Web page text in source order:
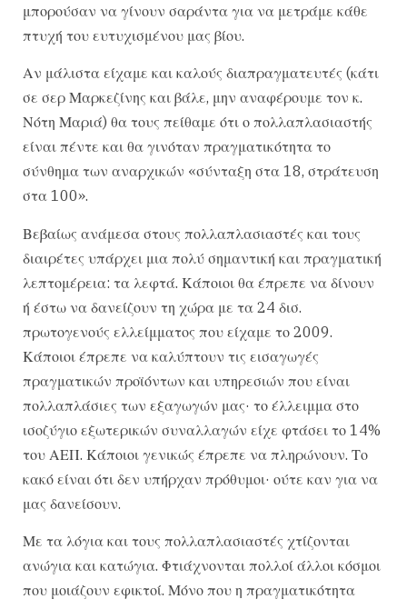
μπορούσαν να γίνουν σαράντα για να μετράμε κάθε
πτυχή του ευτυχισμένου μας βίου.
Αν μάλιστα είχαμε και καλούς διαπραγματευτές (κάτι
σε σερ Μαρκεζίνης και βάλε, μην αναφέρουμε τον κ.
Νότη Μαριά) θα τους πείθαμε ότι ο πολλαπλασιαστής
είναι πέντε και θα γινόταν πραγματικότητα το
σύνθημα των αναρχικών «σύνταξη στα 18, στράτευση
στα 100».
Βεβαίως ανάμεσα στους πολλαπλασιαστές και τους
διαιρέτες υπάρχει μια πολύ σημαντική και πραγματική
λεπτομέρεια: τα λεφτά. Κάποιοι θα έπρεπε να δίνουν
ή έστω να δανείζουν τη χώρα με τα 24 δισ.
πρωτογενούς ελλείμματος που είχαμε το 2009.
Κάποιοι έπρεπε να καλύπτουν τις εισαγωγές
πραγματικών προϊόντων και υπηρεσιών που είναι
πολλαπλάσιες των εξαγωγών μας· το έλλειμμα στο
ισοζύγιο εξωτερικών συναλλαγών είχε φτάσει το 14%
του ΑΕΠ. Κάποιοι γενικώς έπρεπε να πληρώνουν. Το
κακό είναι ότι δεν υπήρχαν πρόθυμοι· ούτε καν για να
μας δανείσουν.
Με τα λόγια και τους πολλαπλασιαστές χτίζονται
ανώγια και κατώγια. Φτιάχνονται πολλοί άλλοι κόσμοι
που μοιάζουν εφικτοί. Μόνο που η πραγματικότητα